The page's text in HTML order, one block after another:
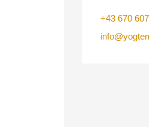
+43 670